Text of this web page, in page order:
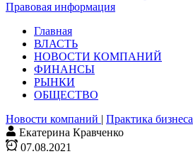
Правовая информация
Главная
ВЛАСТЬ
НОВОСТИ КОМПАНИЙ
ФИНАНСЫ
РЫНКИ
ОБЩЕСТВО
Новости компаний | Практика бизнеса
Екатерина Кравченко
07.08.2021